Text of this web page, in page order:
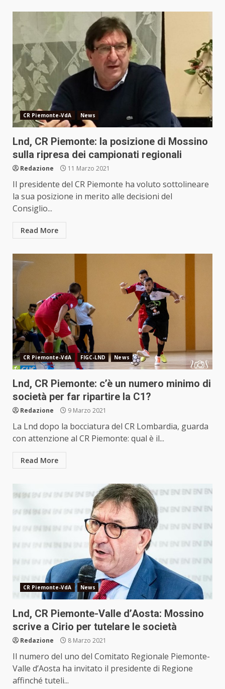
CR Piemonte-VdA News
Lnd, CR Piemonte: la posizione di Mossino
sulla ripresa dei campionati regionali
Redazione 11 Marzo 2021
Il presidente del CR Piemonte ha voluto sottolineare
la sua posizione in merito alle decisioni del
Consiglio...
Read More
CR Piemonte-VdA FIGC-LND News
Lnd, CR Piemonte: c’è un numero minimo di
società per far ripartire la C1?
Redazione 9 Marzo 2021
La Lnd dopo la bocciatura del CR Lombardia, guarda
con attenzione al CR Piemonte: qual è il...
Read More
CR Piemonte-VdA News
Lnd, CR Piemonte-Valle d’Aosta: Mossino
scrive a Cirio per tutelare le società
Redazione 8 Marzo 2021
Il numero del uno del Comitato Regionale Piemonte-
Valle d’Aosta ha invitato il presidente di Regione
affinché tuteli...